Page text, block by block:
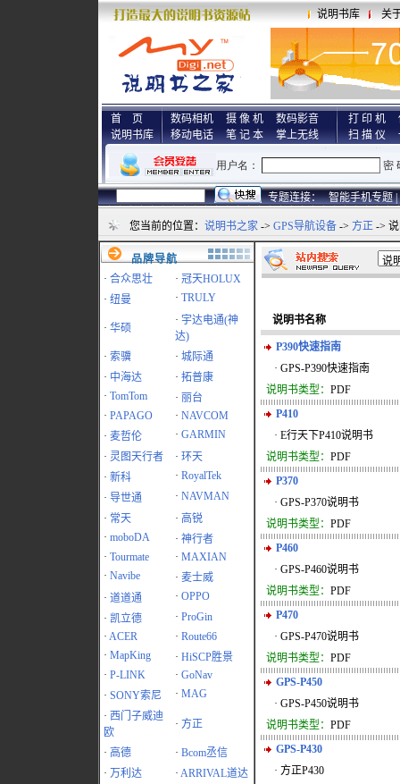
说明书库 关
首 页
说明书库
数码相机 摄 像 机
数码影音
移动电话
笔 记 本 掌上无线
打 印 机
扫 描 仪
专题连接： 智能手机专题 |
您当前的位置： 说明书之家 -> GPS导航设备 -> 方正 ->
品牌导航
· 合众思壮 · 冠天HOLUX
· 纽曼 · TRULY
· 华硕
· 宇达电通(神
达)
· 索骥 · 城际通
· 中海达 · 拓普康
· TomTom · 丽台
· PAPAGO · NAVCOM
· 麦哲伦 · GARMIN
· 灵图天行者 · 环天
· 新科 · RoyalTek
· 导世通 · NAVMAN
· 常天 · 高锐
· moboDA · 神行者
· Tourmate · MAXIAN
· Navibe · 麦士威
· 道道通 · OPPO
· 凯立德 · ProGin
· ACER · Route66
· MapKing · HiSCP胜景
· P-LINK · GoNav
· SONY索尼 · MAG
· 西门子威迪
欧
· 方正
· 高德 · Bcom丞信
· 万利达 · ARRIVAL道达
说明书名称
P390快速指南
· GPS-P390快速指南
说明书类型： PDF
P410
· E行天下P410说明书
说明书类型： PDF
P370
· GPS-P370说明书
说明书类型： PDF
P460
· GPS-P460说明书
说明书类型： PDF
P470
· GPS-P470说明书
说明书类型： PDF
GPS-P450
· GPS-P450说明书
说明书类型： PDF
GPS-P430
· 方正P430